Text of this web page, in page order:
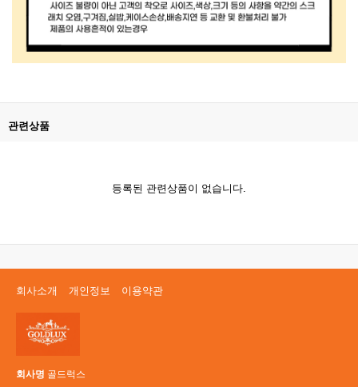
관련상품
등록된 관련상품이 없습니다.
회사소개 개인정보 이용약관
회사명 골드럭스